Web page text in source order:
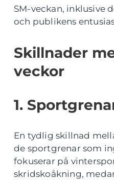
SM-veckan, inklusive
och publikens
Skillnader
veckor
1.
En tydlig skillnad
de sportgrenar som
fokuserar på
skridskoåkning,